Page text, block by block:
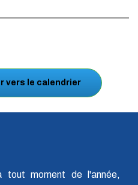
vers le calendrier
tout moment de l'année,